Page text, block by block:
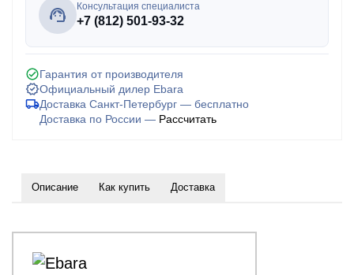
Консультация специалиста
+7 (812) 501-93-32
Гарантия от производителя
Официальный дилер Ebara
Доставка Санкт-Петербург — бесплатно
Доставка по России — Рассчитать
Описание Как купить Доставка